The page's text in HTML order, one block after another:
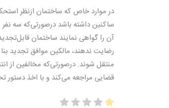
در موارد خاص که ساختمان ازنظر
ساکنین داشته باشد درصورتی‌که سه نفر
آن را گواهی نمایند ساختمان
رضایت ندهند، مالکین موافق تجدید
منتقل شوند. درصورتی‌که مخالفین از
قضایی مراجعه می‌کند و با اخذ دستور